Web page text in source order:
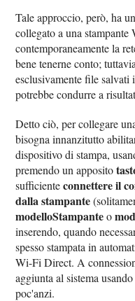
Tale approccio, però, ha
collegato a una
contemporaneamente la
bene tenerne conto;
esclusivamente file salvati
potrebbe condurre a
Detto ciò, per collegare
bisogna innanzitutto
dispositivo di stampa,
premendo un apposito
sufficienteconnettere il
dalla stampante
modelloStampanteo
inserendo, quando
spesso stampata in
Wi-Fi Direct. A
aggiunta al sistema
poc'anzi.